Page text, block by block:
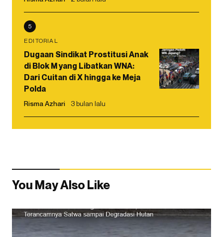
5
EDITORIAL
Dugaan Sindikat Prostitusi Anak
di Blok M yang Libatkan WNA:
Dari Cuitan di X hingga ke Meja
Polda
Risma Azhari 3 bulan lalu
You May Also Like